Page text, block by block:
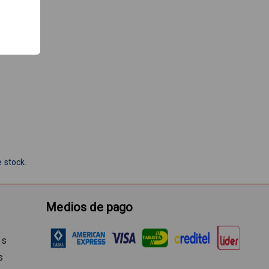
stock.
Medios de pago